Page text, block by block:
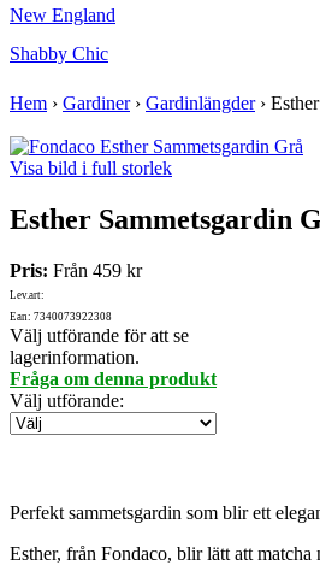
New England
Shabby Chic
Hem › Gardiner› Gardinlängder›
Visa bild i full storlek
Esther Sammetsgardin
Pris: Från 459 kr
Lev.art:
Ean: 7340073922308
Välj utförande för att se
lagerinformation.
Fråga om denna produkt
Välj utförande:
Perfekt sammetsgardin som blir ett
Esther, från Fondaco, blir lätt att